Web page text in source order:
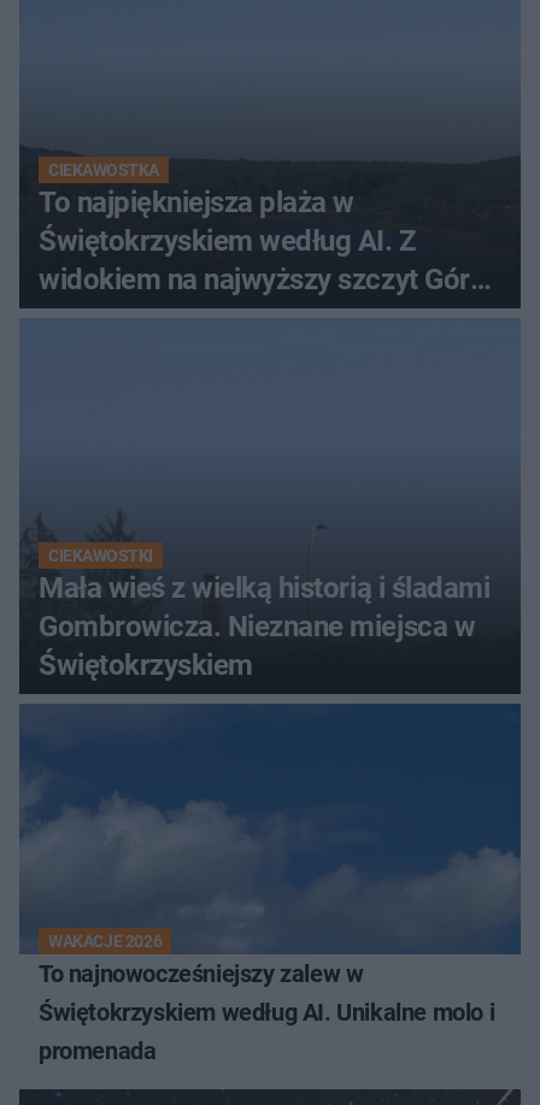
CIEKAWOSTKA
To najpiękniejsza plaża w
Świętokrzyskiem według AI. Z
widokiem na najwyższy szczyt Gór
Świętokrzyskich
CIEKAWOSTKI
Mała wieś z wielką historią i śladami
Gombrowicza. Nieznane miejsca w
Świętokrzyskiem
WAKACJE 2026
To najnowocześniejszy zalew w
Świętokrzyskiem według AI. Unikalne molo i
promenada